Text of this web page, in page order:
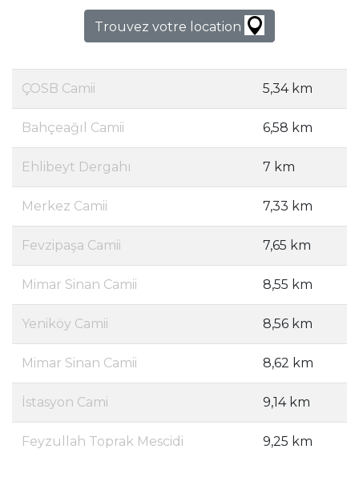
Trouvez votre location
ÇOSB Camii 5,34 km
Bahçeağıl Camii 6,58 km
Ehlibeyt Dergahı 7 km
Merkez Camii 7,33 km
Fevzipaşa Camii 7,65 km
Mimar Sinan Camii 8,55 km
Yeniköy Camii 8,56 km
Mimar Sinan Camii 8,62 km
İstasyon Cami 9,14 km
Feyzullah Toprak Mescidi 9,25 km